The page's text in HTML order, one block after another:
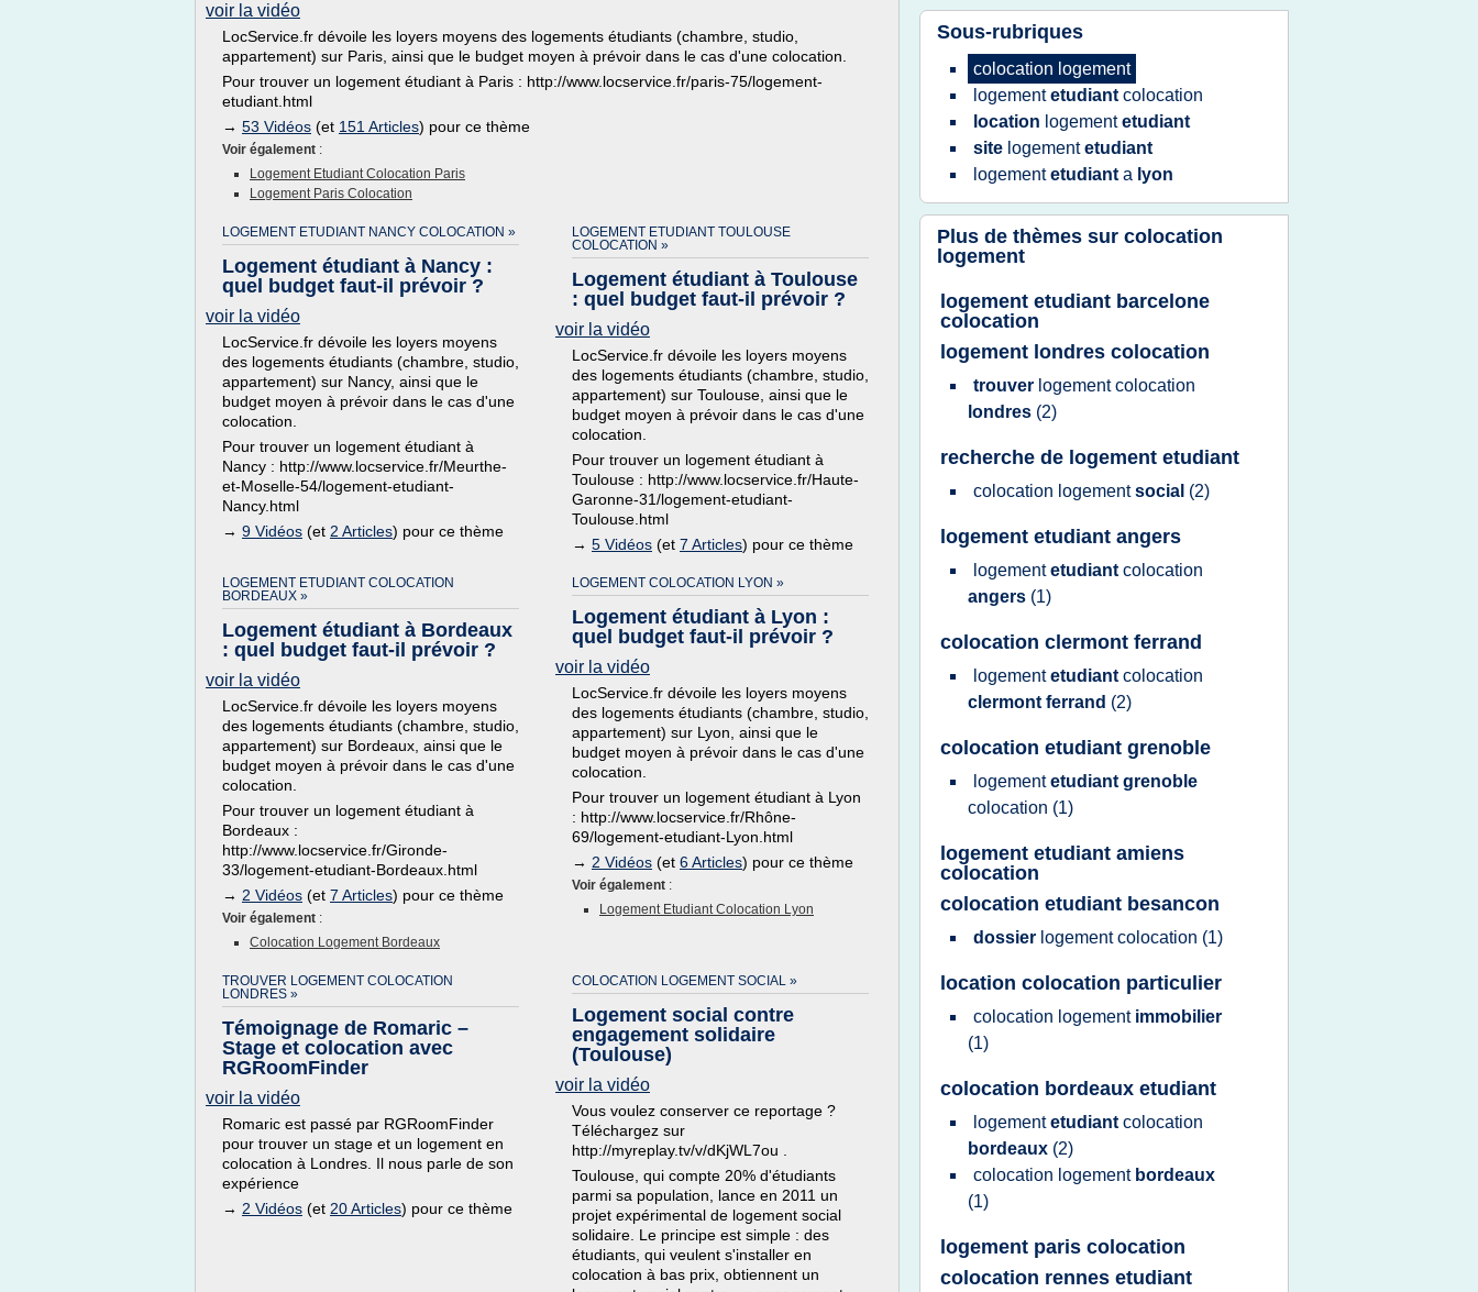
voir la vidéo
LocService.fr dévoile les loyers moyens des logements étudiants (chambre, studio,
appartement) sur Paris, ainsi que le budget moyen à prévoir dans le cas d'une colocation.
Pour trouver un logement étudiant à Paris : http://www.locservice.fr/paris-75/logement-
etudiant.html
→ 53 Vidéos (et 151 Articles) pour ce thème
Voir également :
Logement Etudiant Colocation Paris
Logement Paris Colocation
LOGEMENT ETUDIANT NANCY COLOCATION »
Logement étudiant à Nancy :
quel budget faut-il prévoir ?
voir la vidéo
LocService.fr dévoile les loyers moyens
des logements étudiants (chambre, studio,
appartement) sur Nancy, ainsi que le
budget moyen à prévoir dans le cas d'une
colocation.
Pour trouver un logement étudiant à
Nancy : http://www.locservice.fr/Meurthe-
et-Moselle-54/logement-etudiant-
Nancy.html
→ 9 Vidéos (et 2 Articles) pour ce thème
LOGEMENT ETUDIANT TOULOUSE
COLOCATION »
Logement étudiant à Toulouse
: quel budget faut-il prévoir ?
voir la vidéo
LocService.fr dévoile les loyers moyens
des logements étudiants (chambre, studio,
appartement) sur Toulouse, ainsi que le
budget moyen à prévoir dans le cas d'une
colocation.
Pour trouver un logement étudiant à
Toulouse : http://www.locservice.fr/Haute-
Garonne-31/logement-etudiant-
Toulouse.html
→ 5 Vidéos (et 7 Articles) pour ce thème
LOGEMENT ETUDIANT COLOCATION
BORDEAUX »
Logement étudiant à Bordeaux
: quel budget faut-il prévoir ?
voir la vidéo
LocService.fr dévoile les loyers moyens
des logements étudiants (chambre, studio,
appartement) sur Bordeaux, ainsi que le
budget moyen à prévoir dans le cas d'une
colocation.
Pour trouver un logement étudiant à
Bordeaux :
http://www.locservice.fr/Gironde-
33/logement-etudiant-Bordeaux.html
→ 2 Vidéos (et 7 Articles) pour ce thème
Voir également :
Colocation Logement Bordeaux
LOGEMENT COLOCATION LYON »
Logement étudiant à Lyon :
quel budget faut-il prévoir ?
voir la vidéo
LocService.fr dévoile les loyers moyens
des logements étudiants (chambre, studio,
appartement) sur Lyon, ainsi que le
budget moyen à prévoir dans le cas d'une
colocation.
Pour trouver un logement étudiant à Lyon
: http://www.locservice.fr/Rhône-
69/logement-etudiant-Lyon.html
→ 2 Vidéos (et 6 Articles) pour ce thème
Voir également :
Logement Etudiant Colocation Lyon
TROUVER LOGEMENT COLOCATION
LONDRES »
Témoignage de Romaric –
Stage et colocation avec
RGRoomFinder
voir la vidéo
Romaric est passé par RGRoomFinder
pour trouver un stage et un logement en
colocation à Londres. Il nous parle de son
expérience
→ 2 Vidéos (et 20 Articles) pour ce thème
COLOCATION LOGEMENT SOCIAL »
Logement social contre
engagement solidaire
(Toulouse)
voir la vidéo
Vous voulez conserver ce reportage ?
Téléchargez sur
http://myreplay.tv/v/dKjWL7ou .
Toulouse, qui compte 20% d'étudiants
parmi sa population, lance en 2011 un
projet expérimental de logement social
solidaire. Le principe est simple : des
étudiants, qui veulent s'installer en
colocation à bas prix, obtiennent un
Sous-rubriques
colocation logement
logementetudiant colocation
location logementetudiant
site logementetudiant
logementetudiant a lyon
Plus de thèmes sur colocation
logement
logement etudiant barcelone
colocation
logement londres colocation
trouver logement colocation
londres (2)
recherche de logement etudiant
colocation logementsocial (2)
logement etudiant angers
logementetudiant colocation
angers (1)
colocation clermont ferrand
logementetudiant colocation
clermont ferrand (2)
colocation etudiant grenoble
logementetudiant grenoble
colocation (1)
logement etudiant amiens
colocation
colocation etudiant besancon
dossier logement colocation (1)
location colocation particulier
colocation logement immobilier
(1)
colocation bordeaux etudiant
logementetudiant colocation
bordeaux (2)
colocation logement bordeaux
(1)
logement paris colocation
colocation rennes etudiant